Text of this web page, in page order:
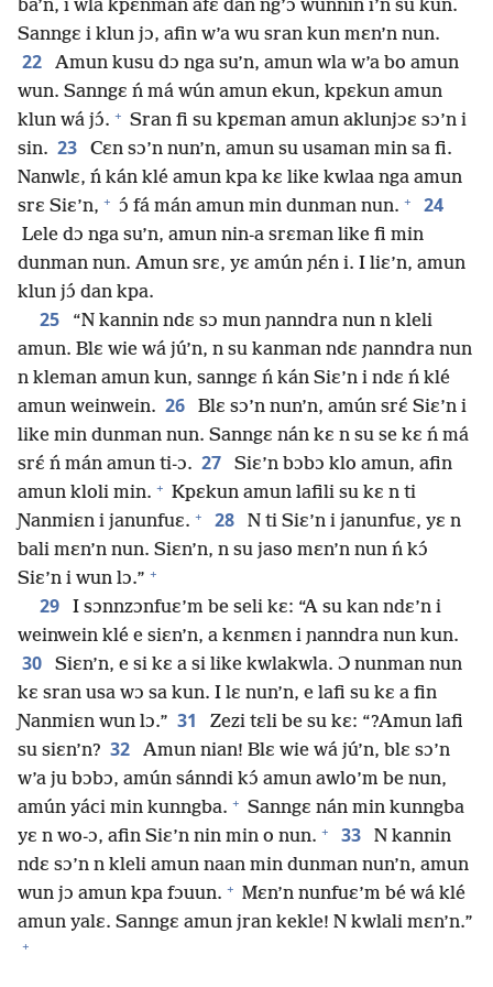
ba’n, i wla kpɛnman afɛ dan ng’ɔ wunnin i’n su kun.
Sanngɛ i klun jɔ, afin w’a wu sran kun mɛn’n nun.
22
Amun kusu dɔ nga su’n, amun wla w’a bo amun
wun. Sanngɛ ń má wún amun ekun, kpɛkun amun
klun wá jɔ́. + Sran fi su kpɛman amun aklunjɔɛ sɔ’n i
sin. 23
Cɛn sɔ’n nun’n, amun su usaman min sa fi.
Nanwlɛ, ń kán klé amun kpa kɛ like kwlaa nga amun
srɛ Siɛ’n, + ɔ́ fá mán amun min dunman nun. + 24
Lele dɔ nga su’n, amun nin-a srɛman like fi min
dunman nun. Amun srɛ, yɛ amún ɲɛ́n i. I liɛ’n, amun
klun jɔ́ dan kpa.
25
“N kannin ndɛ sɔ mun ɲanndra nun n kleli
amun. Blɛ wie wá jú’n, n su kanman ndɛ ɲanndra nun
n kleman amun kun, sanngɛ ń kán Siɛ’n i ndɛ ń klé
amun weinwein. 26
Blɛ sɔ’n nun’n, amún srɛ́ Siɛ’n i
like min dunman nun. Sanngɛ nán kɛ n su se kɛ ń má
srɛ́ ń mán amun ti-ɔ. 27
Siɛ’n bɔbɔ klo amun, afin
amun kloli min. + Kpɛkun amun lafili su kɛ n ti
Ɲanmiɛn i janunfuɛ. + 28
N ti Siɛ’n i janunfuɛ, yɛ n
bali mɛn’n nun. Siɛn’n, n su jaso mɛn’n nun ń kɔ́
Siɛ’n i wun lɔ.” +
29
I sɔnnzɔnfuɛ’m be seli kɛ: “A su kan ndɛ’n i
weinwein klé e siɛn’n, a kɛnmɛn i ɲanndra nun kun.
30
Siɛn’n, e si kɛ a si like kwlakwla. Ɔ nunman nun
kɛ sran usa wɔ sa kun. I lɛ nun’n, e lafi su kɛ a fin
Ɲanmiɛn wun lɔ.” 31
Zezi tɛli be su kɛ: “?Amun lafi
su siɛn’n? 32
Amun nian! Blɛ wie wá jú’n, blɛ sɔ’n
w’a ju bɔbɔ, amún sánndi kɔ́ amun awlo’m be nun,
amún yáci min kunngba. + Sanngɛ nán min kunngba
yɛ n wo-ɔ, afin Siɛ’n nin min o nun. + 33
N kannin
ndɛ sɔ’n n kleli amun naan min dunman nun’n, amun
wun jɔ amun kpa fɔuun. + Mɛn’n nunfuɛ’m bé wá klé
amun yalɛ. Sanngɛ amun jran kekle! N kwlali mɛn’n.”
+